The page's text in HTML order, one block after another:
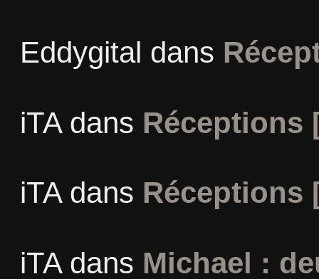
Eddygital dans
iTAdans Réceptions
iTAdans Réceptions
iTAdans Michael :